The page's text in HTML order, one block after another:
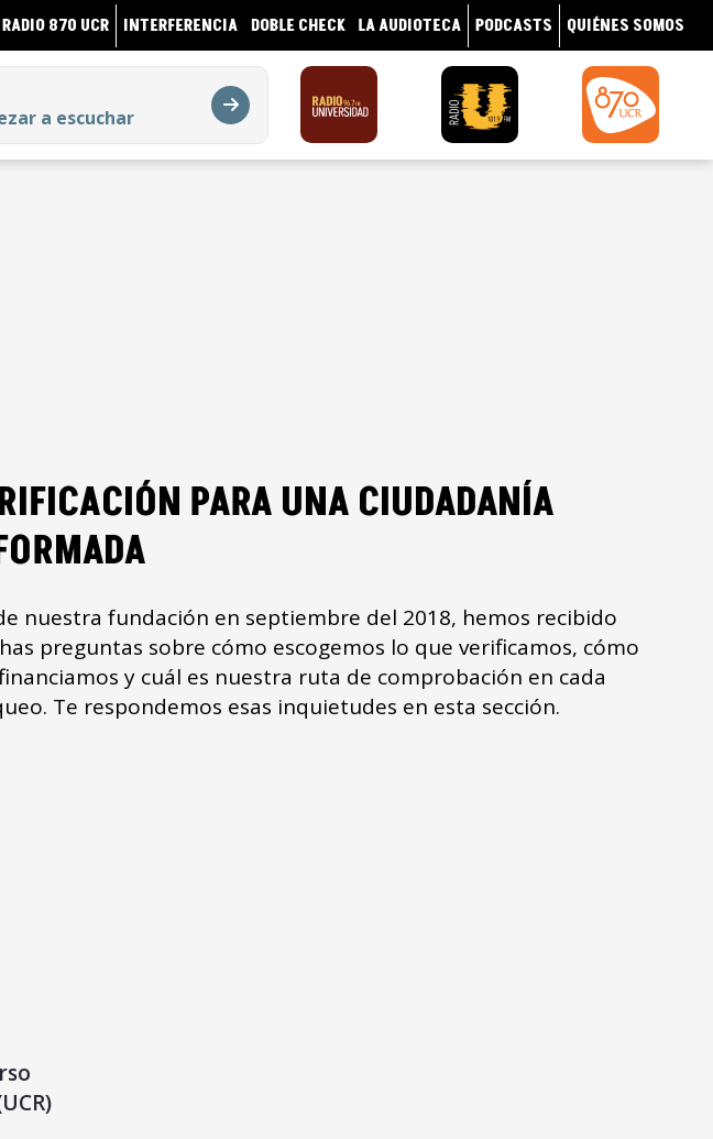
RADIO 870 UCR INTERFERENCIA DOBLE CHECK LA AUDIOTECA PODCASTS QUIÉNES SOMOS
a escuchar
a escuchar
PARA UNA CIUDADANÍA
nuestra fundación en septiembre del 2018, hemos recibido
preguntas sobre cómo escogemos lo que verificamos, cómo
y cuál es nuestra ruta de comprobación en cada
Te respondemos esas inquietudes en esta sección.